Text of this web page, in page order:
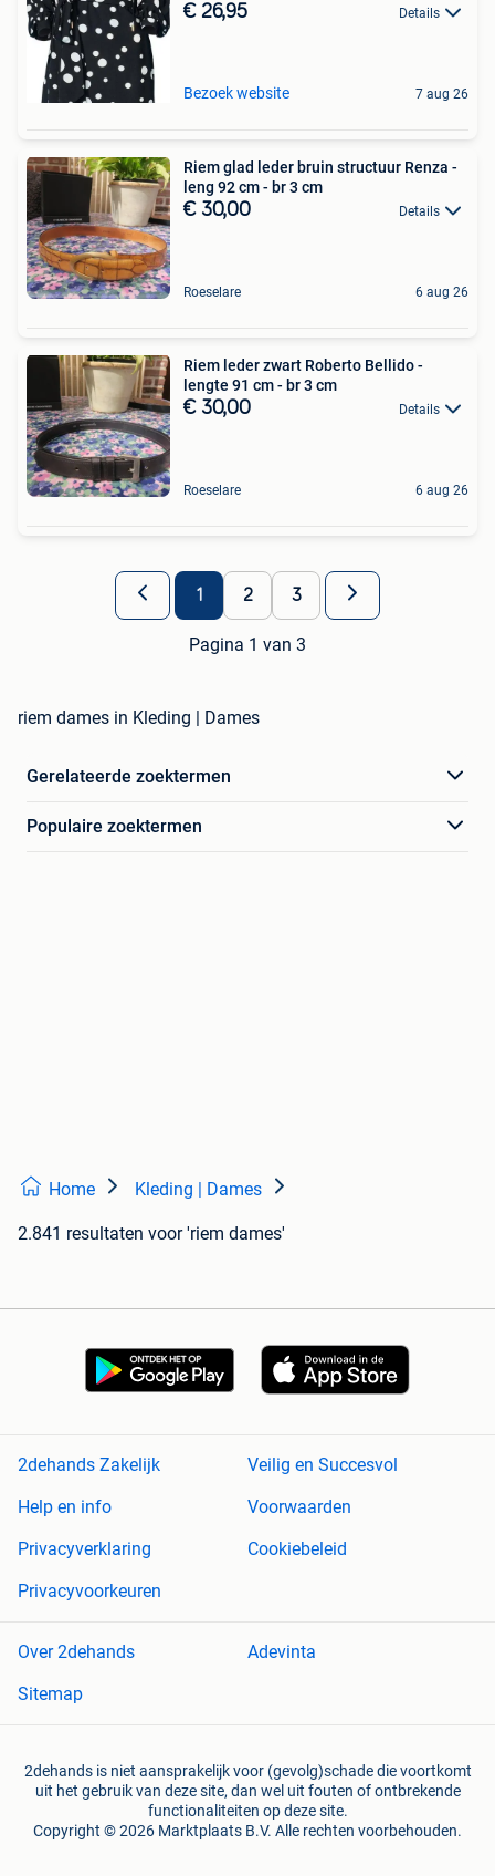
€ 26,95 Details
Bezoek website 7 aug 26
Riem glad leder bruin structuur Renza -
leng 92 cm - br 3 cm
€ 30,00 Details
Roeselare 6 aug 26
Riem leder zwart Roberto Bellido -
lengte 91 cm - br 3 cm
€ 30,00 Details
Roeselare 6 aug 26
1 2 3
Pagina 1 van 3
riem dames in Kleding | Dames
Gerelateerde zoektermen
Populaire zoektermen
Home Kleding | Dames
2.841 resultaten voor 'riem dames'
2dehands Zakelijk
Veilig en Succesvol
Help en info
Voorwaarden
Privacyverklaring
Cookiebeleid
Privacyvoorkeuren
Over 2dehands
Adevinta
Sitemap
2dehands is niet aansprakelijk voor (gevolg)schade die voortkomt
uit het gebruik van deze site, dan wel uit fouten of ontbrekende
functionaliteiten op deze site.
Copyright © 2026 Marktplaats B.V. Alle rechten voorbehouden.